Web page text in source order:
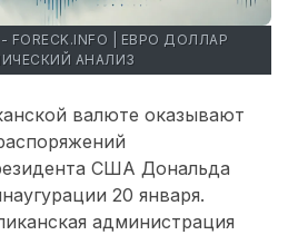
| ЕВРО ДОЛЛАР
АНАЛИЗ
валюте оказывают
США Дональда
20 января.
администрация